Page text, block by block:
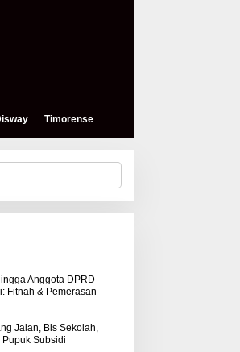
Timorense
Hukum Kasus Sebastian
Bokol Sarat Rekayasa
Anggota DPRD
Fitnah & Pemerasan
Jalan, Bis Sekolah,
Subsidi